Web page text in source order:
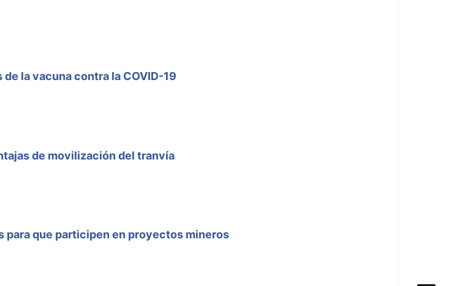
la vacuna contra la COVID-19
de movilización del tranvía
para que participen en proyectos mineros